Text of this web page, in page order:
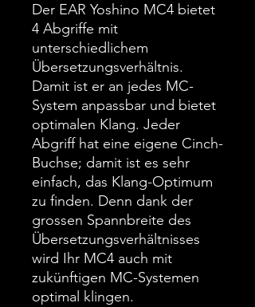
Der EAR Yoshino MC4 bietet
4 Abgriffe mit
unterschiedlichem
Übersetzungsverhältnis.
Damit ist er an jedes MC-
System anpassbar und bietet
optimalen Klang. Jeder
Abgriff hat eine eigene Cinch-
Buchse; damit ist es sehr
einfach, das Klang-Optimum
zu finden. Denn dank der
grossen Spannbreite des
Übersetzungsverhältnisses
wird Ihr MC4 auch mit
zukünftigen MC-Systemen
optimal klingen.